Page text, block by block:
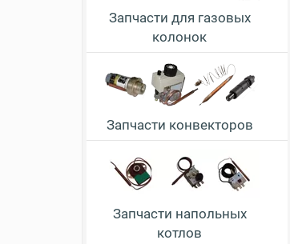
Запчасти для газовых
колонок
Запчасти конвекторов
Запчасти напольных
котлов